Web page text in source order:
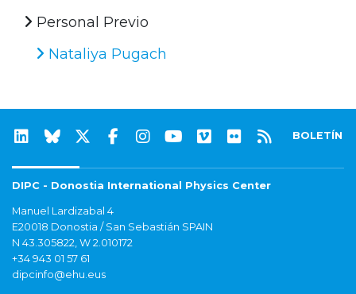
Personal Previo
Nataliya Pugach
BOLETÍN
DIPC - Donostia International Physics Center
Manuel Lardizabal 4
E20018 Donostia / San Sebastián SPAIN
N 43.305822, W 2.010172
+34 943 01 57 61
dipcinfo@ehu.eus